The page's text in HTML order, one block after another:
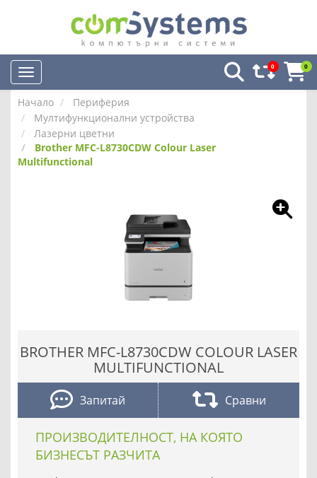
0 0
Начало
Периферия
Мултифункционални устройства
Лазерни цветни
Brother MFC-L8730CDW Colour Laser
Multifunctional
BROTHER MFC-L8730CDW COLOUR LASER
MULTIFUNCTIONAL
Запитай Сравни
ПРОИЗВОДИТЕЛНОСТ, НА КОЯТО
БИЗНЕСЪТ РАЗЧИТА